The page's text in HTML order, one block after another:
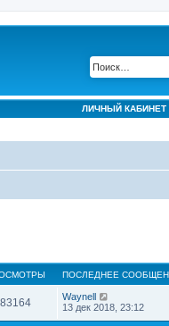
ЛИЧНЫЙ КАБИНЕТ
ПОСЛЕДНЕЕ
83164
Waynell
13 дек 2018, 23:12